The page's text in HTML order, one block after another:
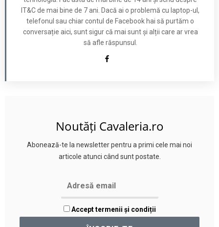
IT&C de mai bine de 7 ani. Dacă ai o problemă cu laptop-ul,
telefonul sau chiar contul de Facebook hai să purtăm o
conversație aici, sunt sigur că mai sunt și alții care ar vrea
să afle răspunsul.
Noutăți Cavaleria.ro
Abonează-te la newsletter pentru a primi cele mai noi
articole atunci când sunt postate.
Accept termenii și condiții